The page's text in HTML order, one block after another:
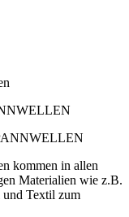
kommen in allen
Materialien wie z.B.
Textil zum